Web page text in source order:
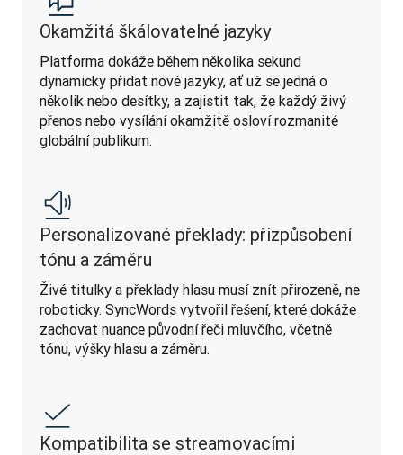
Okamžitá škálovatelné jazyky
Platforma dokáže během několika sekund
dynamicky přidat nové jazyky, ať už se jedná o
několik nebo desítky, a zajistit tak, že každý živý
přenos nebo vysílání okamžitě osloví rozmanité
globální publikum.
Personalizované překlady: přizpůsobení
tónu a záměru
Živé titulky a překlady hlasu musí znít přirozeně, ne
roboticky. SyncWords vytvořil řešení, které dokáže
zachovat nuance původní řeči mluvčího, včetně
tónu, výšky hlasu a záměru.
Kompatibilita se streamovacími